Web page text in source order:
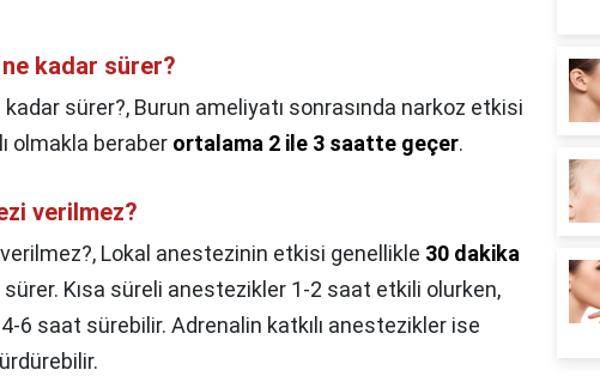
kadar sürer?
sürer?, Burun ameliyatı sonrasında narkoz etkisi
olmakla beraber ortalama 2 ile 3 saatte geçer.
verilmez?
Lokal anestezinin etkisi genellikle 30 dakika
sürer. Kısa süreli anestezikler 1-2 saat etkili olurken,
6 saat sürebilir. Adrenalin katkılı anestezikler ise